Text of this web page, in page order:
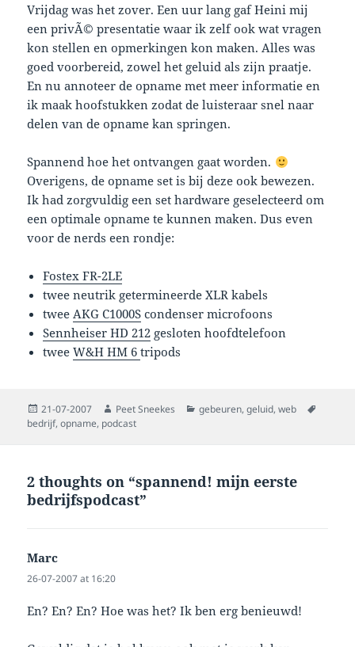
Vrijdag was het zover. Een uur lang gaf Heini mij
een privÃ© presentatie waar ik zelf ook wat vragen
kon stellen en opmerkingen kon maken. Alles was
goed voorbereid, zowel het geluid als zijn praatje.
En nu annoteer de opname met meer informatie en
ik maak hoofstukken zodat de luisteraar snel naar
delen van de opname kan springen.
Spannend hoe het ontvangen gaat worden.
Overigens, de opname set is bij deze ook bewezen.
Ik had zorgvuldig een set hardware geselecteerd om
een optimale opname te kunnen maken. Dus even
voor de nerds een rondje:
Fostex FR-2LE
twee neutrik getermineerde XLR kabels
tweeAKG C1000S condenser microfoons
Sennheiser HD 212 gesloten hoofdtelefoon
tweeW&H HM 6tripods
Posted
on
21-07-2007 Author
Peet Sneekes Categories
gebeuren,geluid,web
bedrijf,opname, podcast
2 thoughts on “spannend! mijn eerste
bedrijfspodcast”
Marc
26-07-2007 at 16:20
En? En? En? Hoe was het? Ik ben erg benieuwd!